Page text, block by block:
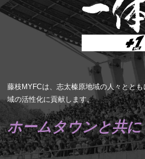
藤枝MYFCは、志太榛原地域の人々とと
域の活性化に貢献します。
ホームタウンと共に